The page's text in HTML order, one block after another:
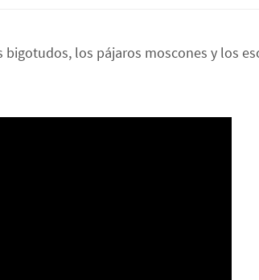
los pájaros moscones y los